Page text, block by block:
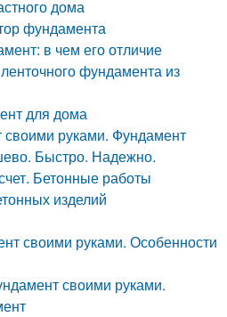
дома
фундамента
в чем его отличие
фундамента из
для дома
руками. Фундамент
Быстро. Надежно.
Бетонные работы
изделий
своими руками. Особенности
своими руками.